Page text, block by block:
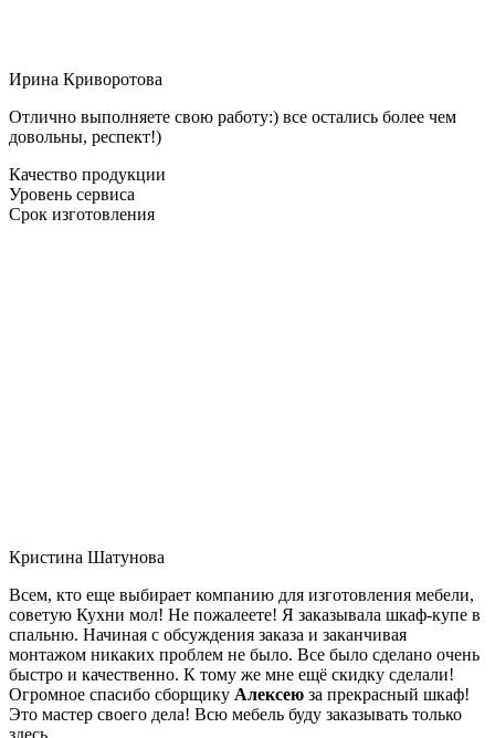
Ирина Криворотова
Отлично выполняете свою работу:) все остались более чем
довольны, респект!)
Качество продукции
Уровень сервиса
Срок изготовления
Кристина Шатунова
Всем, кто еще выбирает компанию для изготовления мебели,
советую Кухни мол! Не пожалеете! Я заказывала шкаф-купе в
спальню. Начиная с обсуждения заказа и заканчивая
монтажом никаких проблем не было. Все было сделано очень
быстро и качественно. К тому же мне ещё скидку сделали!
Огромное спасибо сборщику Алексею за прекрасный шкаф!
Это мастер своего дела! Всю мебель буду заказывать только
здесь.